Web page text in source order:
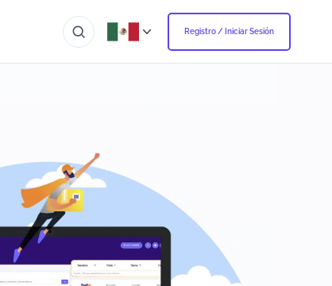
Registro / Iniciar Sesión